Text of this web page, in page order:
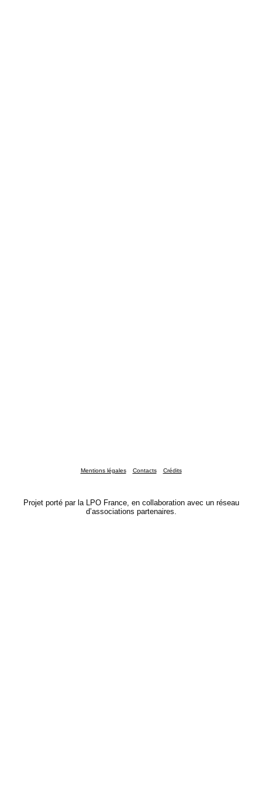
Mentions légales Contacts Crédits
Projet porté par la LPO France, en collaboration avec un réseau
d’associations partenaires.